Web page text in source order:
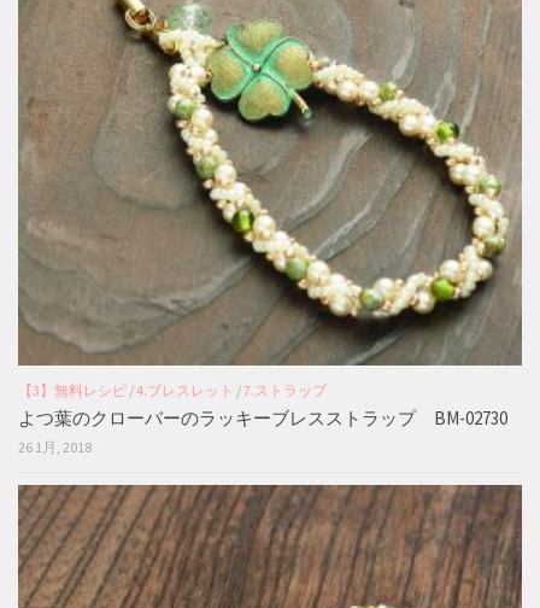
【3】無料レシピ /4.ブレスレット /7.ストラップ
よつ葉のクローバーのラッキーブレスストラップ BM-02730
26 1月, 2018